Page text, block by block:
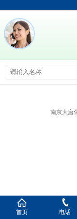
南京大唐
首页 电话